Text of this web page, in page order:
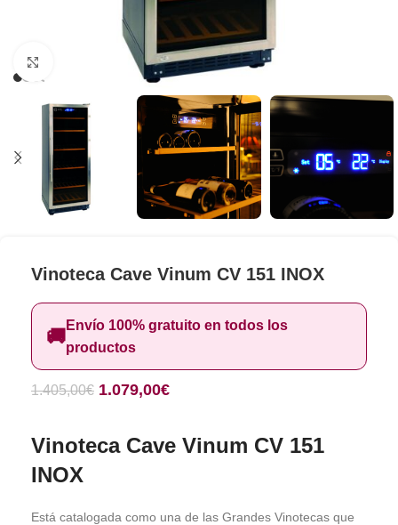
Clic para ampliar
Vinoteca Cave Vinum CV 151 INOX
🚚Envío 100% gratuito en todos los
productos
1.405,00€ 1.079,00€
Vinoteca Cave Vinum CV 151
INOX
Está catalogada como una de las Grandes Vinotecas que